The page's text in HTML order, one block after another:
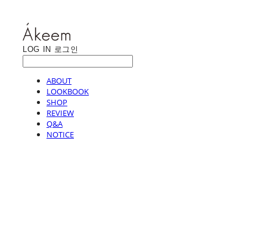
LOG IN 로그인
ABOUT
LOOKBOOK
SHOP
REVIEW
Q&A
NOTICE